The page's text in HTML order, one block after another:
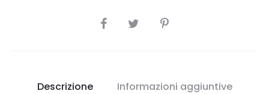
SHARE
Descrizione Informazioni aggiuntive